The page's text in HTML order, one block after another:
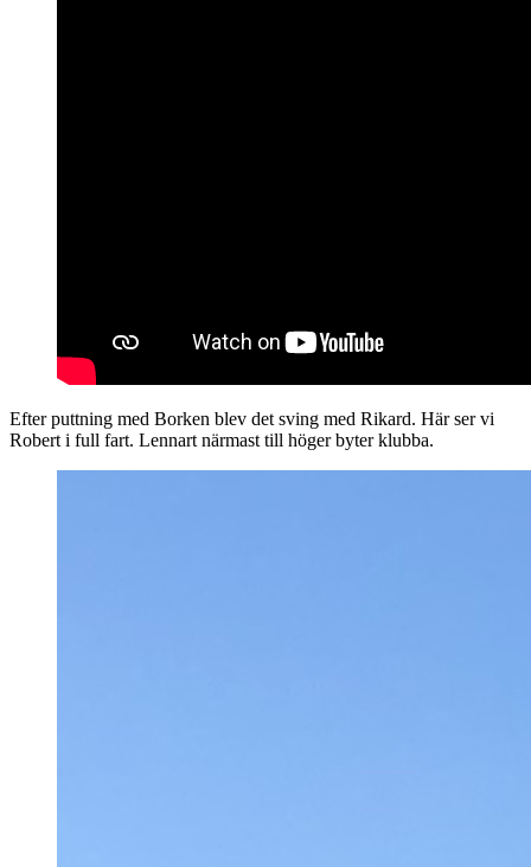
Efter puttning med Borken blev det sving med Rikard. Här ser vi
Robert i full fart. Lennart närmast till höger byter klubba.